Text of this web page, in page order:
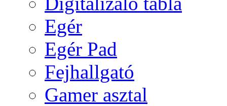
Egér
Egér Pad
Fejhallgató
Gamer asztal